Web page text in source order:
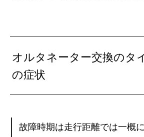
オルタネーター交換のタ
の症状
故障時期は走行距離では一概